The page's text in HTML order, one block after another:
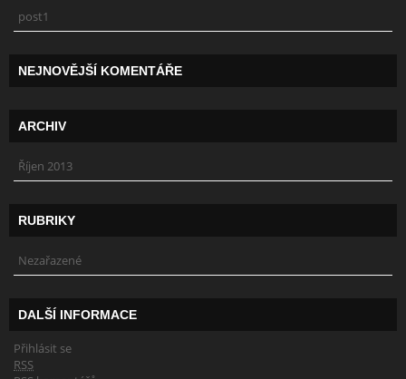
post1
NEJNOVĚJŠÍ KOMENTÁŘE
ARCHIV
Říjen 2013
RUBRIKY
Nezařazené
DALŠÍ INFORMACE
Přihlásit se
RSS